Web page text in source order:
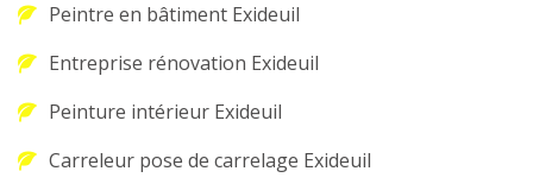
Peintre en bâtiment Exideuil
Entreprise rénovation Exideuil
Peinture intérieur Exideuil
Carreleur pose de carrelage Exideuil